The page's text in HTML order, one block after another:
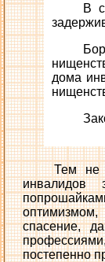
В
дома
Тем не
инвалидов
спасение,
постепенно